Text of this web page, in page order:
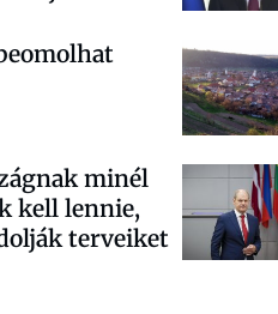
minél
kell lennie,
terveiket